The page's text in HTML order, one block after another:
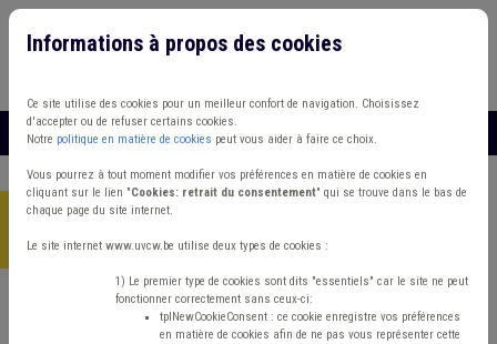
Accueil >Mobilité >Q/R>
fondamentales en matière de stationnement - suite
Informations à propos des cookies
Ce site utilise des cookies pour un meilleur confort de navigation. Choisissez
d'accepter ou de refuser certains cookies.
Notre politique en matière de cookies peut vous aider à faire ce choix.
Vous pourrez à tout moment modifier vos préférences en matière de cookies en
cliquant sur le lien "Cookies: retrait du consentement" qui se trouve dans le bas de
chaque page du site internet.
Le site internet www.uvcw.be utilise deux types de cookies :
1) Le premier type de cookies sont dits "essentiels" car le site ne peut
fonctionner correctement sans ceux-ci:
tplNewCookieConsent : ce cookie enregistre vos préférences
en matière de cookies afin de ne pas vous représenter cette